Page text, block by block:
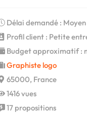
Délai demandé :
Profil client : Petite
Budget approximatif :
Graphiste logo
65000, France
1416 vues
17 propositions